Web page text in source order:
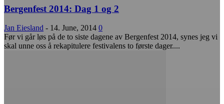
Bergenfest 2014: Dag 1 og 2
Jan Eiesland - 14. June, 2014 0
Før vi går løs på de to siste dagene av Bergenfest 2014, synes jeg vi
skal unne oss å rekapitulere festivalens to første dager....